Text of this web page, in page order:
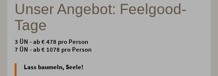
Unser Angebot: Feelgood-
Tage
3 ÜN - ab € 478 pro Person
7 ÜN - ab € 1078 pro Person
Lass baumeln, Seele!